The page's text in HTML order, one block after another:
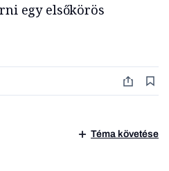
egy elsőkörös
Téma követése